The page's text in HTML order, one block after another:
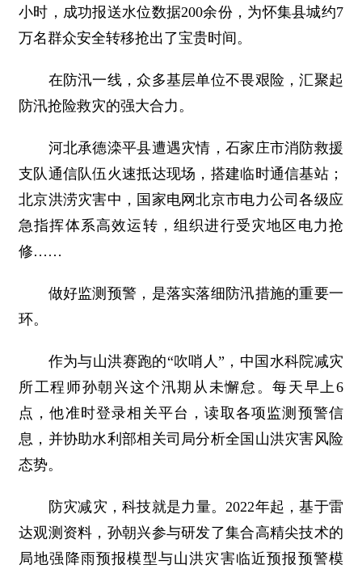
小时，成功报送水位数据200余份，为怀集县城约7
万名群众安全转移抢出了宝贵时间。
在防汛一线，众多基层单位不畏艰险，汇聚起
防汛抢险救灾的强大合力。
河北承德滦平县遭遇灾情，石家庄市消防救援
支队通信队伍火速抵达现场，搭建临时通信基站；
北京洪涝灾害中，国家电网北京市电力公司各级应
急指挥体系高效运转，组织进行受灾地区电力抢
修……
做好监测预警，是落实落细防汛措施的重要一
环。
作为与山洪赛跑的“吹哨人”，中国水科院减灾
所工程师孙朝兴这个汛期从未懈怠。每天早上6
点，他准时登录相关平台，读取各项监测预警信
息，并协助水利部相关司局分析全国山洪灾害风险
态势。
防灾减灾，科技就是力量。2022年起，基于雷
达观测资料，孙朝兴参与研发了集合高精尖技术的
局地强降雨预报模型与山洪灾害临近预报预警模